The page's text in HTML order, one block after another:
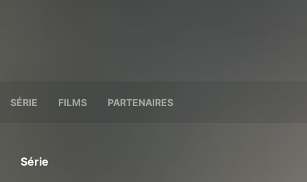
SÉRIE FILMS PARTENAIRES
Série